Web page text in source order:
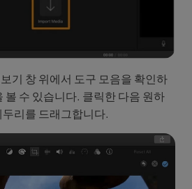
기 창 위에서 도구 모음을 확인하
볼 수 있습니다. 클릭한 다음 원하
리를 드래그합니다.